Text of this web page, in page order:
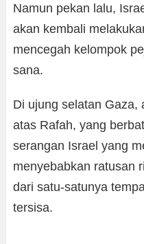
Namun pekan lalu,
akan kembali
mencegah kelompok
sana.
Di ujung selatan Gaza,
atas Rafah, yang
serangan Israel yang
menyebabkan ratusan
dari satu-satunya
tersisa.